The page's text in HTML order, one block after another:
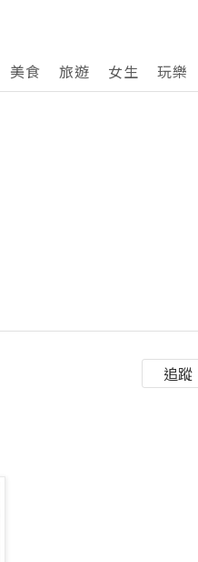
美食 旅遊 女生 玩樂
追蹤